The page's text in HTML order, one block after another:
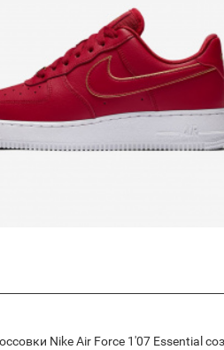
Nike Air Force 1'07 Essential